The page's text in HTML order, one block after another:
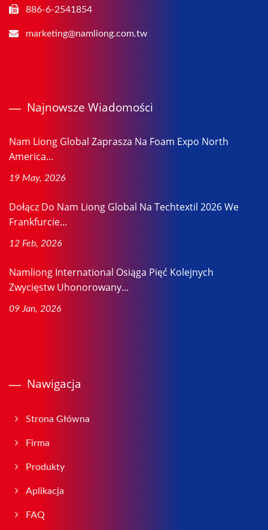
886-6-2541854
marketing@namliong.com.tw
Najnowsze Wiadomości
Nam Liong Global Zaprasza Na Foam Expo North
America...
19 May, 2026
Dołącz Do Nam Liong Global Na Techtextil 2026 We
Frankfurcie...
12 Feb, 2026
Namliong International Osiąga Pięć Kolejnych
Zwycięstw Uhonorowany...
09 Jan, 2026
Nawigacja
Strona Główna
Firma
Produkty
Aplikacja
FAQ